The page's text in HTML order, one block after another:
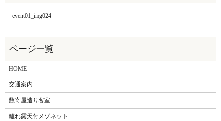
event01_img024
HOME
交通案内
数寄屋造り客室
離れ露天付メゾネット